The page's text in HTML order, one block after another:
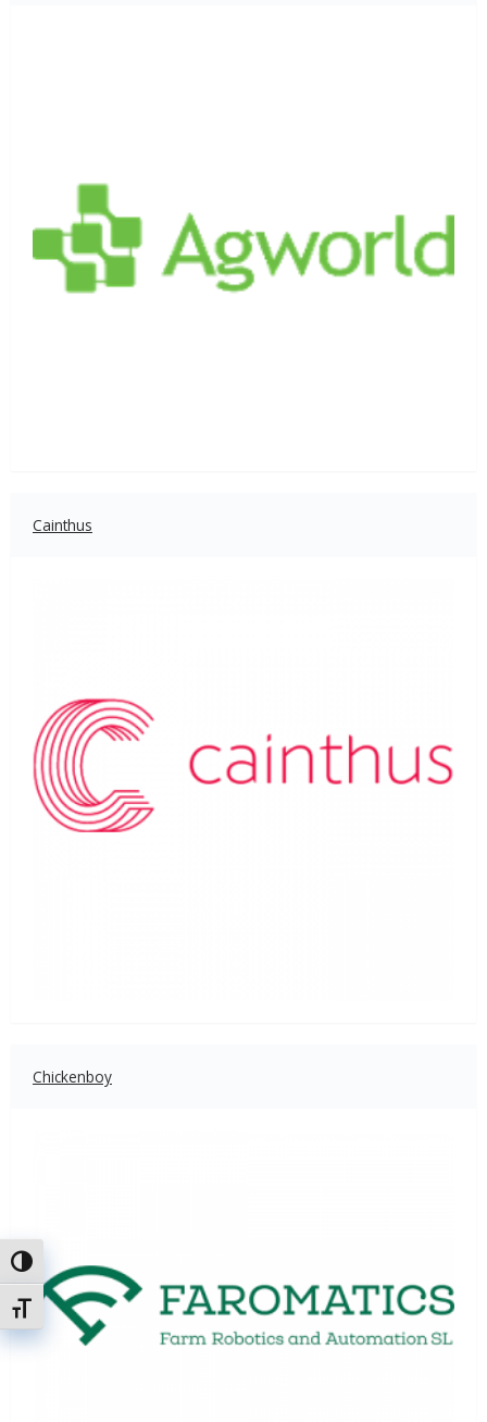
Attiva/disattiva alto contrasto
Attiva/disattiva dimensione testo
Cainthus
Chickenboy